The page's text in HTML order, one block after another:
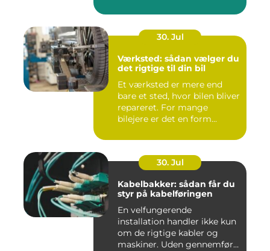
30. Jul
Værksted: sådan vælger du
det rigtige til din bil
Et værksted er mere end
bare et sted, hvor bilen bliver
repareret. For mange
bilejere er det en form...
30. Jul
Kabelbakker: sådan får du
styr på kabelføringen
En velfungerende
installation handler ikke kun
om de rigtige kabler og
maskiner. Uden gennemført